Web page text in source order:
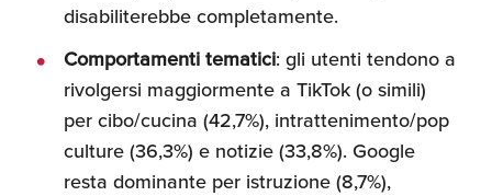
disabiliterebbe completamente.
Comportamenti tematici: gli utenti tendono a
rivolgersi maggiormente a TikTok (o simili)
per cibo/cucina (42,7%), intrattenimento/pop
culture (36,3%) e notizie (33,8%). Google
resta dominante per istruzione (8,7%),